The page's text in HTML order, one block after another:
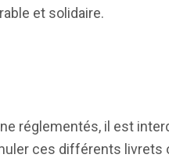
et solidaire.
réglementés, il est
ces différents livrets